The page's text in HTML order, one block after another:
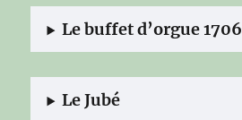
Le buffet d’orgue 1706
Le Jubé